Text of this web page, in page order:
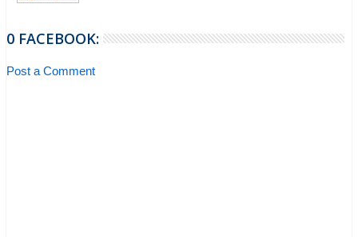
0 FACEBOOK:
Post a Comment